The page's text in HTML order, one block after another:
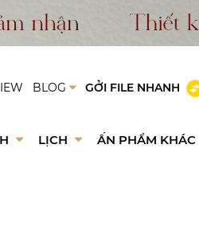
BLOG GỞI FILE NHANH
LỊCH ẤN PHẨM KHÁC